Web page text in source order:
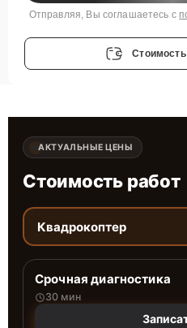
Отправляя, Вы соглашаетесь с
Стоимость
АКТУАЛЬНЫЕ ЦЕНЫ
Стоимость работ
Квадрокоптер
Срочная диагностика
30 мин